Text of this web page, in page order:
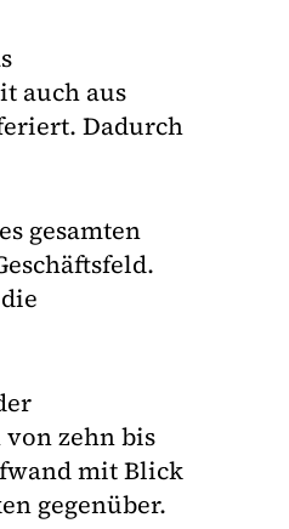
auch aus
Dadurch
gesamten
zehn bis
mit Blick
gegenüber.